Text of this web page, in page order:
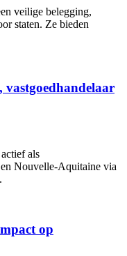
veilige belegging,
staten. Ze bieden
als
Nouvelle-Aquitaine via
op